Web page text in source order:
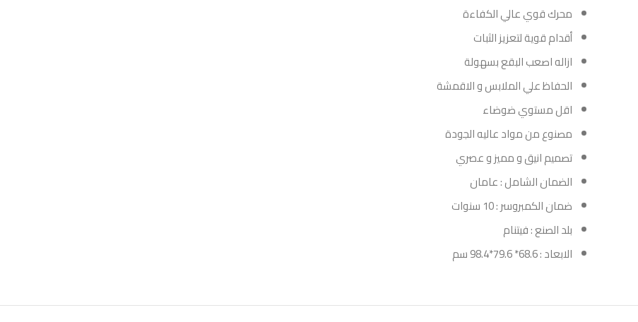
محرك قوي عالي الكفاءة
أقدام قوية لتعزيز الثبات
ازاله اصعب البقع بسهولة
الحفاظ علي الملابس و الاقمشة
اقل مستوي ضوضاء
مصنوع من مواد عاليه الجودة
تصميم انيق و مميز و عصري
الضمان الشامل : عامان
ضمان الكمبروسر : 10 سنوات
بلد الصنع : فيتنام
الابعاد : 68.6* 79.6*98.4 سم